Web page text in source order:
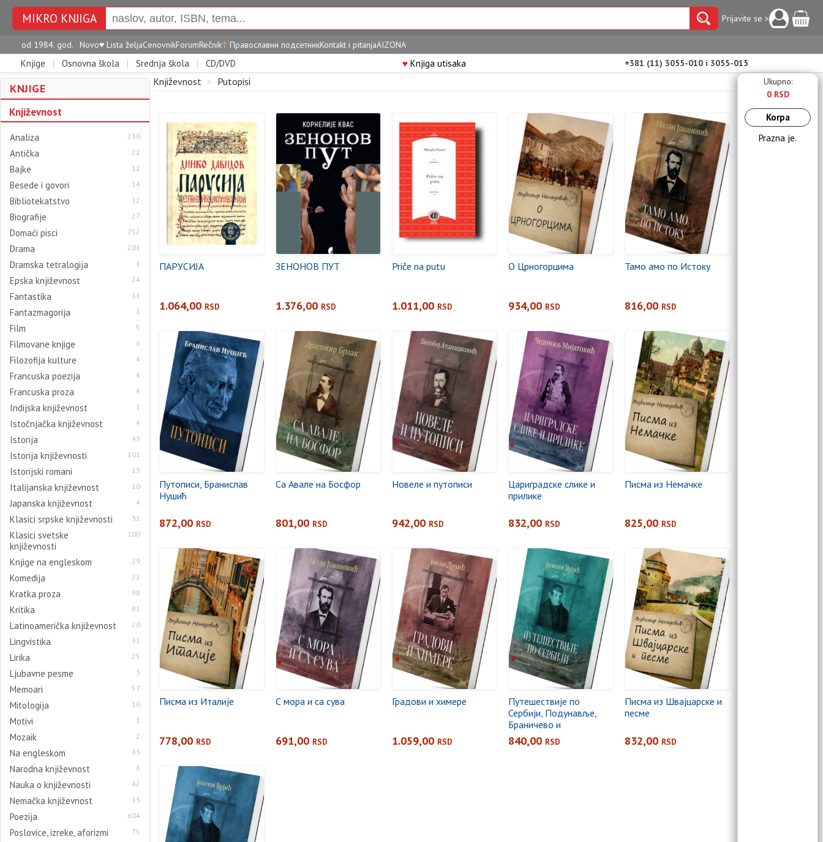
MIKRO KNJIGA Prijavite se >
od 1984. god. Novo♥ Lista željaCenovnikForumRečnik☦ Православни подсетникKontakt i pitanjaAIZONA
Knjige | Osnovna škola | Srednja škola | CD/DVD ♥Knjiga utisaka +381 (11) 3055-010 i 3055-015
KNJIGE
Književnost
Analiza 230
Antička 22
Bajke 12
Besede i govori 14
Bibliotekatstvo 12
Biografije 27
Domaći pisci 752
Drama 201
Dramska tetralogija 1
Epska književnost 24
Fantastika 11
Fantazmagorija 1
Film 5
Filmovane knjige 6
Filozofija kulture 4
Francuska poezija 4
Francuska proza 4
Indijska književnost 1
Istočnjačka književnost 4
Istorija 43
Istorija književnosti 101
Istorijski romani 13
Italijanska književnost 10
Japanska književnost 4
Klasici srpske književnosti 31
Klasici svetske
književnosti
100
Knjige na engleskom 29
Komedija 22
Kratka proza 98
Kritika 81
Latinoamerička književnost 20
Lingvistika 31
Lirika 25
Ljubavne pesme 3
Memoari 57
Mitologija 10
Motivi 1
Mozaik 2
Na engleskom 43
Narodna književnost 6
Nauka o književnosti 42
Nemačka književnost 13
Poezija 604
Poslovice, izreke, aforizmi 75
Književnost > Putopisi
ПАРУСИЈА
1.064,00 RSD
ЗЕНОНОВ ПУТ
1.376,00 RSD
Priče na putu
1.011,00 RSD
О Црногорцима
934,00 RSD
Тамо амо по Истоку
816,00 RSD
Путописи, Бранислав
Нушић
872,00 RSD
Са Авале на Босфор
801,00 RSD
Новеле и путописи
942,00 RSD
Цариградске слике и
прилике
832,00 RSD
Писма из Немачке
825,00 RSD
Писма из Италије
778,00 RSD
С мора и са сува
691,00 RSD
Градови и химере
1.059,00 RSD
Путешествије по
Сербији, Подунавље,
Браничево и
Поморавље
840,00 RSD
Писма из Швајцарске и
песме
832,00 RSD
Ukupno:
0 RSD
Korpa
Prazna je.